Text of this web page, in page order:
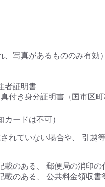
写真があるもののみ有効）
者証明書
付き身分証明書（国市区
ードは不可）
れていない場合や、 引越
載のある、 郵便局の消印
載のある、 公共料金領収